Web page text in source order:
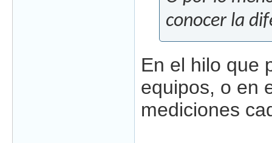
conocer la
En el hilo que
equipos, o en
mediciones